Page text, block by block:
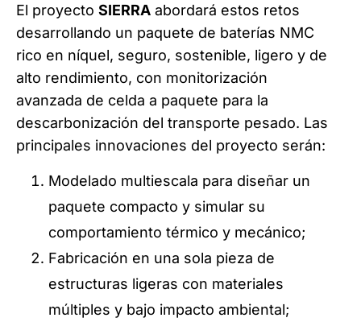
El proyecto SIERRA abordará estos retos
desarrollando un paquete de baterías NMC
rico en níquel, seguro, sostenible, ligero y de
alto rendimiento, con monitorización
avanzada de celda a paquete para la
descarbonización del transporte pesado. Las
principales innovaciones del proyecto serán:
Modelado multiescala para diseñar un
paquete compacto y simular su
comportamiento térmico y mecánico;
Fabricación en una sola pieza de
estructuras ligeras con materiales
múltiples y bajo impacto ambiental;